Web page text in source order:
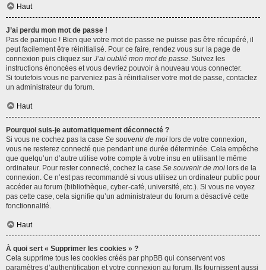
Haut
J’ai perdu mon mot de passe !
Pas de panique ! Bien que votre mot de passe ne puisse pas être récupéré, il
peut facilement être réinitialisé. Pour ce faire, rendez vous sur la page de
connexion puis cliquez sur J’ai oublié mon mot de passe. Suivez les
instructions énoncées et vous devriez pouvoir à nouveau vous connecter.
Si toutefois vous ne parveniez pas à réinitialiser votre mot de passe, contactez
un administrateur du forum.
Haut
Pourquoi suis-je automatiquement déconnecté ?
Si vous ne cochez pas la case Se souvenir de moi lors de votre connexion,
vous ne resterez connecté que pendant une durée déterminée. Cela empêche
que quelqu’un d’autre utilise votre compte à votre insu en utilisant le même
ordinateur. Pour rester connecté, cochez la case Se souvenir de moi lors de la
connexion. Ce n’est pas recommandé si vous utilisez un ordinateur public pour
accéder au forum (bibliothèque, cyber-café, université, etc.). Si vous ne voyez
pas cette case, cela signifie qu’un administrateur du forum a désactivé cette
fonctionnalité.
Haut
À quoi sert « Supprimer les cookies » ?
Cela supprime tous les cookies créés par phpBB qui conservent vos
paramètres d’authentification et votre connexion au forum. Ils fournissent aussi